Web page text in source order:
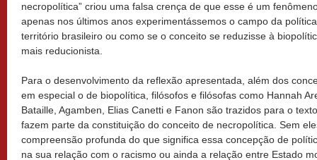
necropolítica” criou uma falsa crença de que esse é um
apenas nos últimos anos experimentássemos o campo da
território brasileiro ou como se o conceito se reduzisse à
mais reducionista.
Para o desenvolvimento da reflexão apresentada, além dos
em especial o de biopolítica, filósofos e filósofas como Hannah
Bataille, Agamben, Elias Canetti e Fanon são trazidos para o
fazem parte da constituição do conceito de necropolítica. Sem
compreensão profunda do que significa essa concepção de
na sua relação com o racismo ou ainda a relação entre Estado